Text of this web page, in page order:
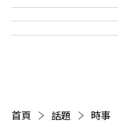
首頁 話題 時事